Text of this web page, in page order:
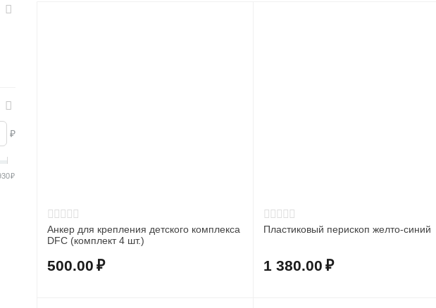
Анкер для крепления детского комплекса
DFC (комплект 4 шт.)
500.00 ₽
Пластиковый перископ желто-синий
1 380.00 ₽
₽
₽